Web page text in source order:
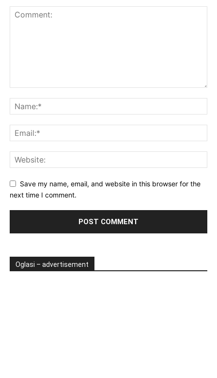
Save my name, email, and website in this browser for the
next time I comment.
Oglasi – advertisement